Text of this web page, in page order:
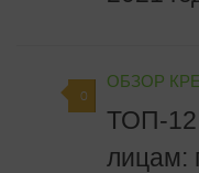
0
ОБЗОР
ТОП-12
лицам: